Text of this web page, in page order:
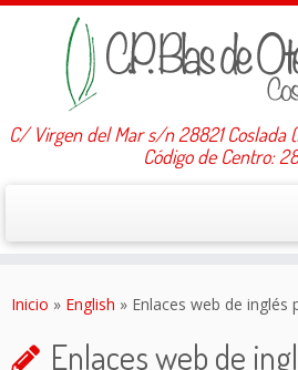
C/ Virgen del Mar s/n 28821 Coslada
Código de Centro:
Inicio » English » Enlaces web de
Enlaces web de